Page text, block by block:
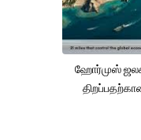
ஹோர்முஸ்